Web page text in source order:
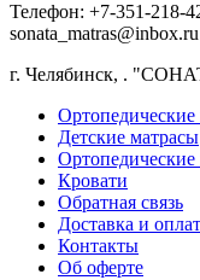
Телефон: +7-351-218-
sonata_matras@inbox.ru
г. Челябинск, .
Ортопедические
Детские матрасы
Кровати
Обратная связь
Доставка и
Контакты
Об оферте